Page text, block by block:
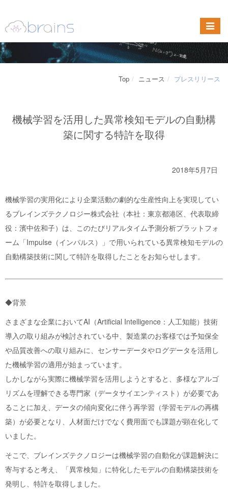
Top ニュース プレスリリース
機械学習を活用した異常検知モデルの自動構
築に関する特許を取得
2018年5月7日
機械学習の実用化により企業活動の劇的な生産性向上を実現してい
るブレインズテクノロジー株式会社（本社：東京都港区、代表取締
役：濱中佐和子）は、このたびリアルタイム予測分析プラットフォ
ーム「Impulse（インパルス）」で用いられている異常検知モデルの
自動構築技術に関して特許を取得したことをお知らせします。
◆背景
さまざまな企業においてAI（Artificial Intelligence：人工知能）技術
導入の取り組みが検討されている中、製造業のお客様では予知保全
や品質改善への取り組みに、センサーデータやログデータを活用し
た機械学習の適用が始まっています。
しかしながら実際に機械学習を活用しようとすると、多様なアルゴ
リズムを理解できる専門家（データサイエンティスト）が必要であ
ることに加え、データの傾向変化に伴う再学習（学習モデルの再構
築）が必要となり、人材面だけでなく費用面でも課題が顕在化して
いました。
そこで、ブレインズテクノロジーは機械学習の自動化が課題解決に
寄与すると考え、「異常検知」に特化したモデルの自動構築技術を
発明し、特許を取得しました。